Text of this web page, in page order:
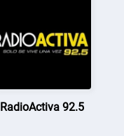
RadioActiva 92.5